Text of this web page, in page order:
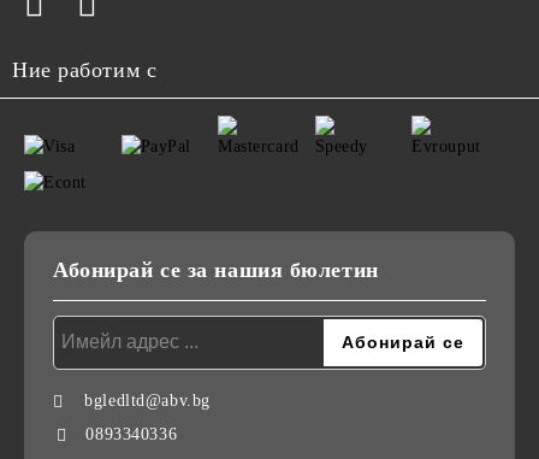
Ние работим с
Абонирай се за нашия бюлетин
bgledltd@abv.bg
0893340336